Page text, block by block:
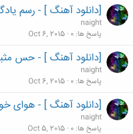
[دانلود آهنگ ] - رسم
naight
پاسخ ها 0
Oct 6, 2015
[دانلود آهنگ ] - حس
naight
پاسخ ها 0
Oct 6, 2015
[دانلود آهنگ ] - هوای
naight
پاسخ ها 0
Oct 5, 2015